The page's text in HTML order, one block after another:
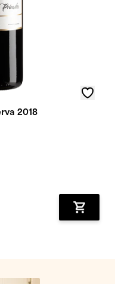
Colección Privada Reserva 2018
Zum